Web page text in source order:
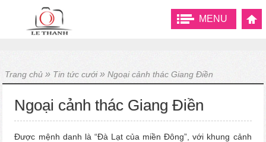
MENU
Trang chủ » Tin tức cưới » Ngoại cảnh thác Giang Điền
Ngoại cảnh thác Giang Điền
Được mệnh danh là “Đà Lạt của miền Đông”, với khung cảnh